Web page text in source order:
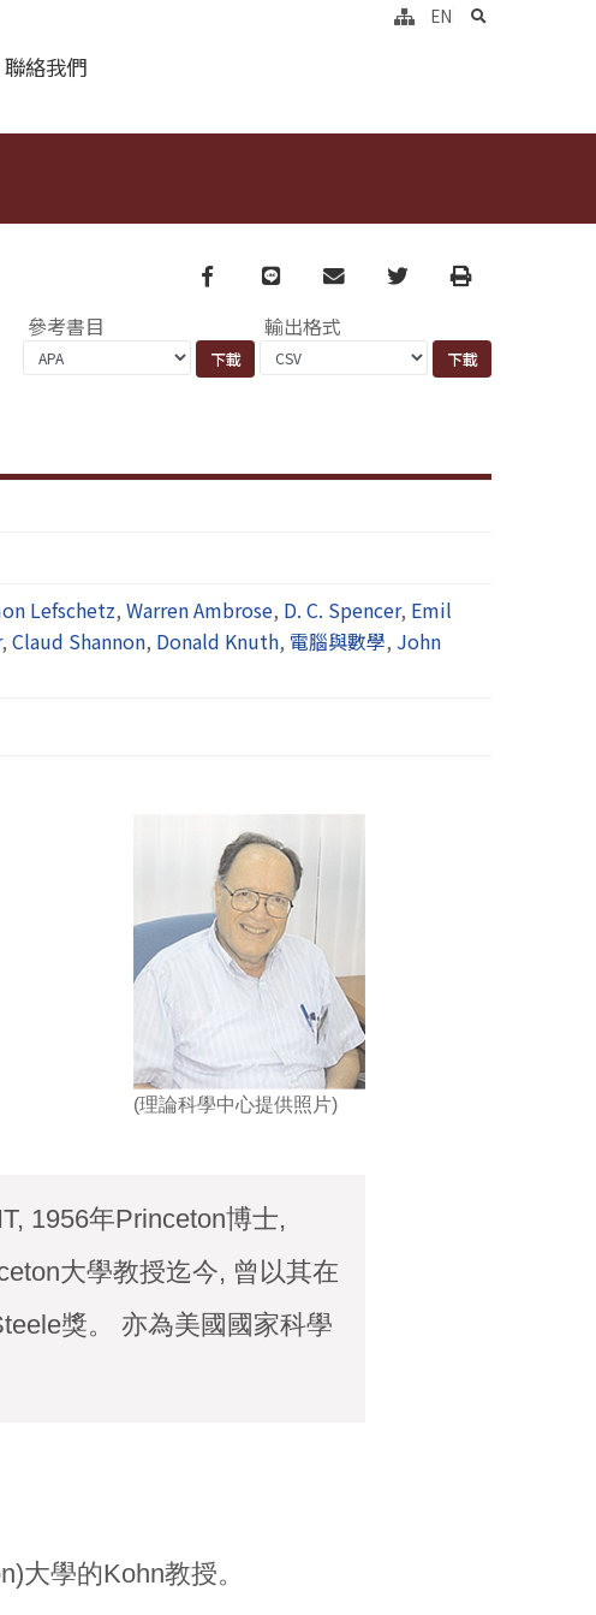
聯絡我們
EN search
Facebook
line email TwitterPrint
參考書目 輸出格式
Lefschetz, Warren Ambrose, D. C. Spencer, Emil
, Claud Shannon, Donald Knuth, 電腦與數學, John
(理論科學中心提供照片)
1956年Princeton博士,
大學教授迄今, 曾以其在
獎。 亦為美國國家科學
大學的Kohn教授。